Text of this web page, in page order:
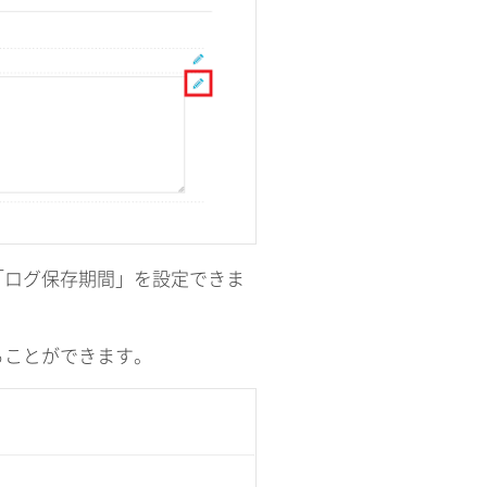
グ保存期間」を設定できま
とができます。